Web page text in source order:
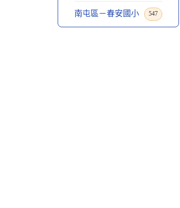
南屯區－春安國小 547